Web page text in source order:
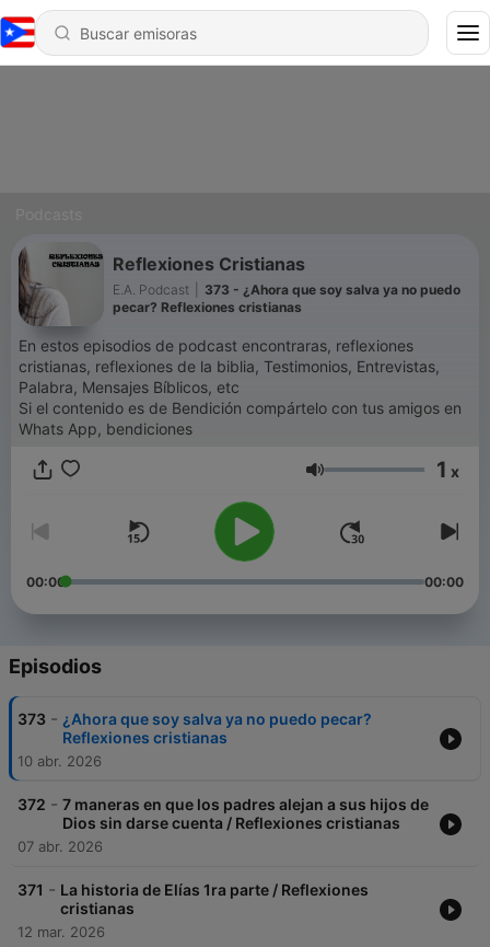
Reflexiones Cristianas
E.A. Podcast
373 - ¿Ahora que soy salva ya no puedo
pecar? Reflexiones cristianas
En estos episodios de podcast encontraras, reflexiones
cristianas, reflexiones de la biblia, Testimonios, Entrevistas,
Palabra, Mensajes Bíblicos, etc
Si el contenido es de Bendición compártelo con tus amigos en
Whats App, bendiciones
Volumen 1 x
00:00 00:00
Episodios
373 - ¿Ahora que soy salva ya no puedo pecar?
Reflexiones cristianas
10 abr. 2026
372 - 7 maneras en que los padres alejan a sus hijos de
Dios sin darse cuenta / Reflexiones cristianas
07 abr. 2026
371 - La historia de Elías 1ra parte / Reflexiones
cristianas
12 mar. 2026